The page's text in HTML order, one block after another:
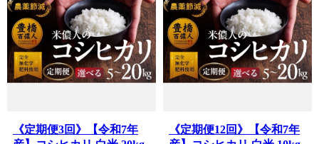
《定期便3回》【令和7年
《定期便12回》【令和7年